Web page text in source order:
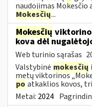
naudojimas Mokesčio
Mokesčių...
Mokesčių
kova dėl
Web turinio sąrašas
Valstybinė mokesčių
metų viktorinos
po atkaklios kovos,
Metai: 2024